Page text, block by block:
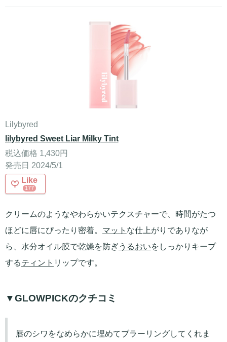
Lilybyred
lilybyred Sweet Liar Milky Tint
税込価格 1,430円
発売日 2024/5/1
Like
177
クリームのようなやわらかいテクスチャーで、時間がたつ
ほどに唇にぴったり密着。 マット な仕上がりでありなが
ら、水分オイル膜で乾燥を防ぎうるおいをしっかりキープ
するティント リップです。
▼GLOWPICKのクチコミ
唇のシワをなめらかに埋めてブラーリングしてくれま